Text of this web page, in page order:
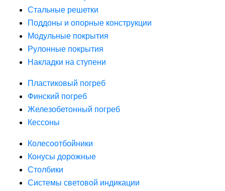
Стальные решетки
Поддоны и опорные конструкции
Модульные покрытия
Рулонные покрытия
Накладки на ступени
Пластиковый погреб
Финский погреб
Железобетонный погреб
Кессоны
Колесоотбойники
Конусы дорожные
Столбики
Системы световой индикации